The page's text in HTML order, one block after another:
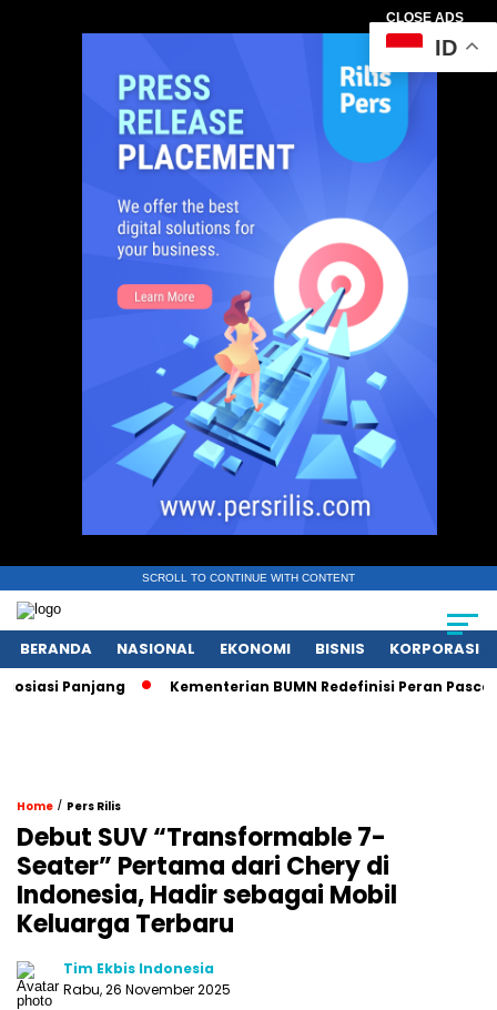
CLOSE ADS
SCROLL TO CONTINUE WITH CONTENT
BERANDA NASIONAL EKONOMI BISNIS KORPORASI
Panjang Kementerian BUMN Redefinisi Peran Pasca
Home / Pers Rilis
Debut SUV “Transformable 7-
Seater” Pertama dari Chery di
Indonesia, Hadir sebagai Mobil
Keluarga Terbaru
Tim Ekbis Indonesia
Rabu, 26 November 2025
ID